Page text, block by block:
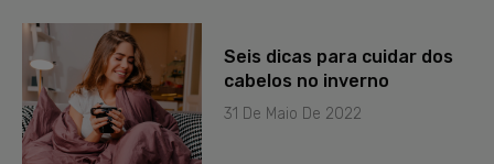
Seis dicas para cuidar dos
cabelos no inverno
31 De Maio De 2022